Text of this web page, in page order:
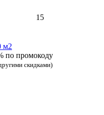
15
м2
по промокоду
скидками)